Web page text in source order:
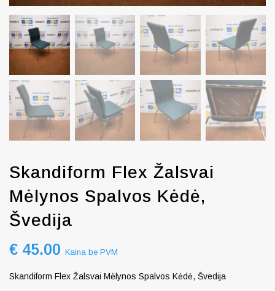
Skandiform Flex Žalsvai
Mėlynos Spalvos Kėdė,
Švedija
€ 45.00 Kaina be PVM
Skandiform Flex Žalsvai Mėlynos Spalvos Kėdė, Švedija